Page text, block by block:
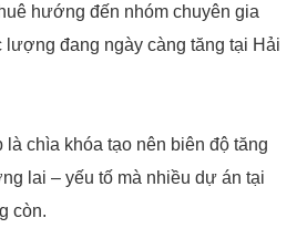
hướng đến nhóm chuyên gia
đang ngày càng tăng tại Hải
là chìa khóa tạo nên biên độ tăng
lai – yếu tố mà nhiều dự án tại
còn.